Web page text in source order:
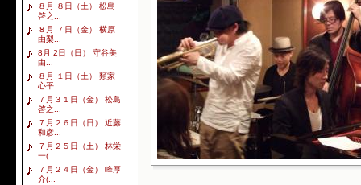
８月 ８日（土） 松島
啓之...
８月 ７日（金） 横原
由梨...
8月 2日（日） 守谷美
由...
８月 １日（土） 類家
心平...
７月３１日（金） 松島
啓之...
７月２６日（日） 近藤
和彦...
７月２５日（土） 林栄
一(...
７月２４日（金） 峰厚
介(...